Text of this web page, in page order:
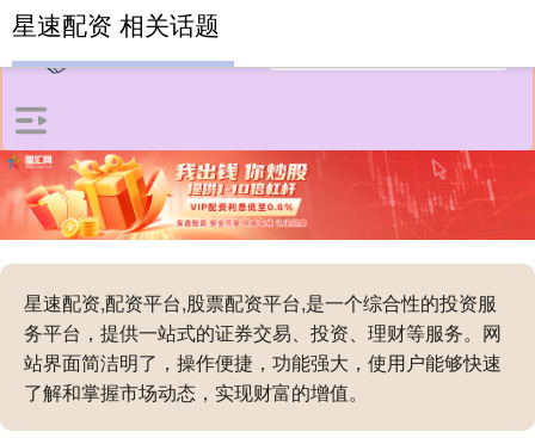
星速配资,配资平台,股票配资平台,是一个综合性的投资服
务平台，提供一站式的证券交易、投资、理财等服务。网
站界面简洁明了，操作便捷，功能强大，使用户能够快速
了解和掌握市场动态，实现财富的增值。
星速配资 相关话题